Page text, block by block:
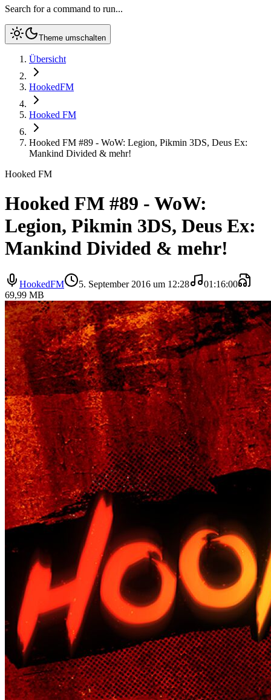
Search for a command to run...
Theme umschalten
Übersicht
HookedFM
Hooked FM
Hooked FM #89 - WoW: Legion, Pikmin 3DS, Deus Ex:
Mankind Divided & mehr!
Hooked FM
Hooked FM #89 - WoW:
Legion, Pikmin 3DS, Deus Ex:
Mankind Divided & mehr!
HookedFM 5. September 2016 um 12:28
01:16:00
69,99 MB